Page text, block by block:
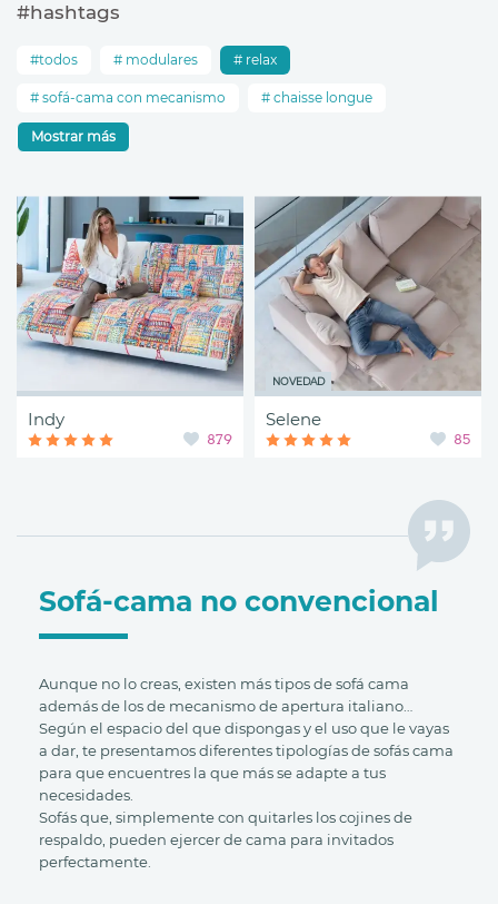
Sofá-cama no convencional
Aunque no lo creas, existen más tipos de sofá cama
además de los de mecanismo de apertura italiano…
Según el espacio del que dispongas y el uso que le vayas
a dar, te presentamos diferentes tipologías de sofás cama
para que encuentres la que más se adapte a tus
necesidades.
Sofás que, simplemente con quitarles los cojines de
respaldo, pueden ejercer de cama para invitados
perfectamente.
#hashtags
todos modulares relax
sofá-cama con mecanismo chaisse longue
Mostrar más
Indy
879
NOVEDAD
Selene
85